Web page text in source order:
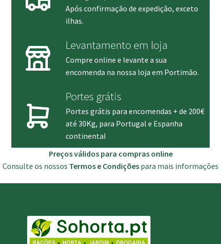
Após confirmação de expedição, exceto
ilhas.
Levantamento em loja
Compre online e levante a sua
encomenda na nossa loja em Portimão.
Portes grátis
Portes grátis para encomendas + de 200€
até 30Kg, para Portugal e Espanha
continental
Preços válidos para compras online
Consulte os nossos Termos e Condições para mais informações